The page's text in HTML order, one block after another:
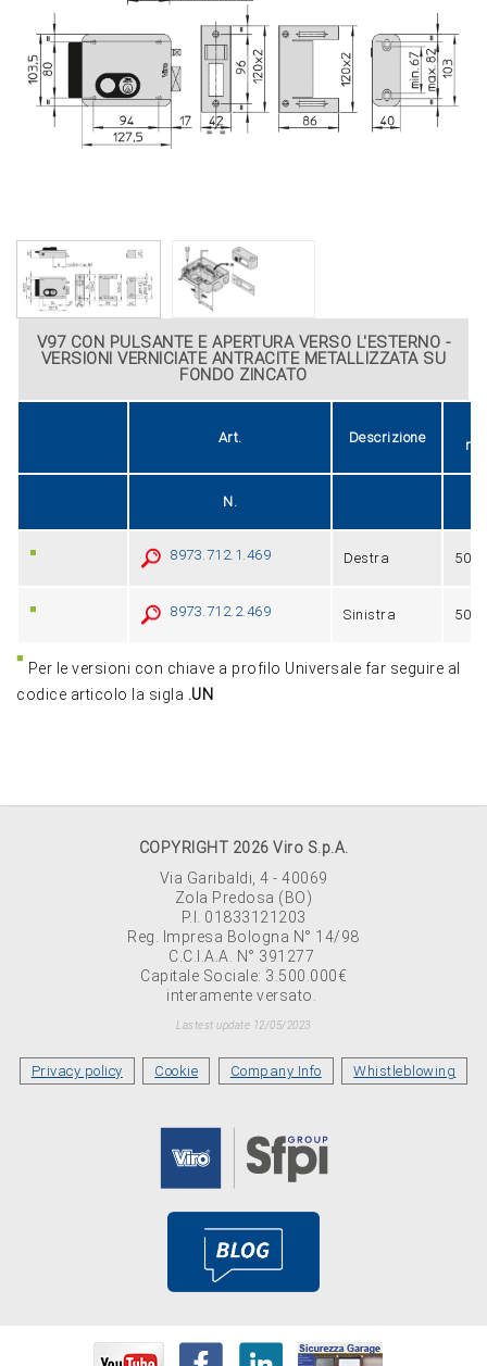
V97 CON PULSANTE E APERTURA VERSO L'ESTERNO -
VERSIONI VERNICIATE ANTRACITE METALLIZZATA SU
FONDO ZINCATO
Art. Descrizione
N.
8973.712.1.469 Destra
8973.712.2.469 Sinistra
Per le versioni con chiave a profilo Universale far seguire al
codice articolo la sigla .UN
COPYRIGHT 2026 Viro S.p.A.
Via Garibaldi, 4 - 40069
Zola Predosa (BO)
P.I. 01833121203
Reg. Impresa Bologna N° 14/98
C.C.I.A.A. N° 391277
Capitale Sociale: 3.500.000€
interamente versato.
Lastest update 12/05/2023
Privacy policy Cookie Company Info Whistleblowing